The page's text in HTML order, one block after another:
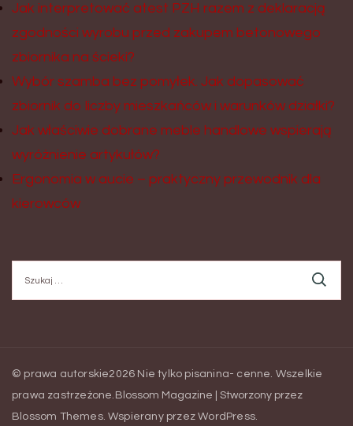
Jak interpretować atest PZH razem z deklaracją
zgodności wyrobu przed zakupem betonowego
zbiornika na ścieki?
Wybór szamba bez pomyłek. Jak dopasować
zbiornik do liczby mieszkańców i warunków działki?
Jak właściwie dobrane meble handlowe wspierają
wyróżnienie artykułów?
Ergonomia w aucie – praktyczny przewodnik dla
kierowców
© prawa autorskie2026 Nie tylko pisanina- cenne. Wszelkie
prawa zastrzeżone. Blossom Magazine | Stworzony przez
Blossom Themes. Wspierany przezWordPress.